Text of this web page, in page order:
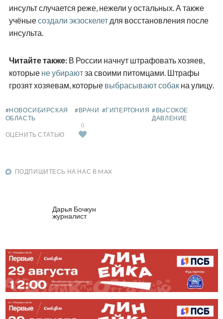
инсульт случается реже, нежели у остальных. А также
учёныесоздали экзоскелетдля восстановления после
инсульта.
Читайте также:В России начнут штрафовать хозяев,
которые не убираютза своими питомцами. Штрафы
грозят хозяевам, которыевыбрасывают собак на улицу.
#НОВОСИБИРСКАЯ
ОБЛАСТЬ
#ВРАЧИ #ГИПЕРТОНИЯ #ВЫСОКОЕ
ДАВЛЕНИЕ
ОЦЕНИТЬ СТАТЬЮ
0
ПОДПИШИТЕСЬ НА НАС В MAX
Дарья Бочкун
журналист